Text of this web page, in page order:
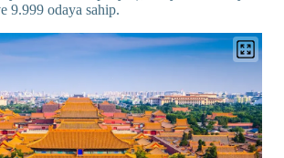
9.999 odaya sahip.